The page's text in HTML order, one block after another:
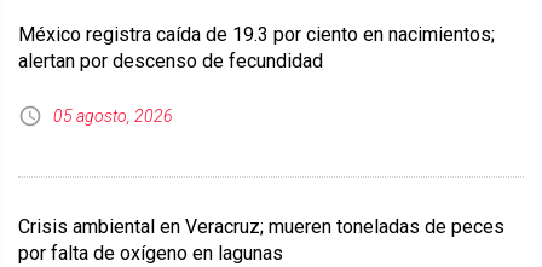
México registra caída de 19.3 por ciento en nacimientos;
alertan por descenso de fecundidad
05 agosto, 2026
Crisis ambiental en Veracruz; mueren toneladas de peces
por falta de oxígeno en lagunas